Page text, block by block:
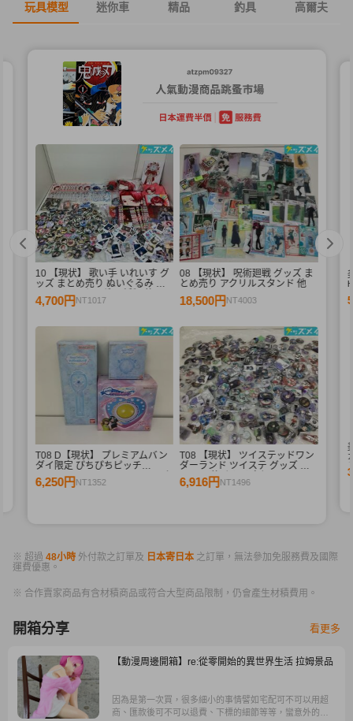
玩具模型 迷你車 精品 釣具 高爾夫
10 【現状】 歌い手 いれいす グ
ッズ まとめ売り ぬいぐるみ バ
ッジ・キーホルダー 紙類 他
4,700円 NT1017
08 【現状】 呪術廻戦 グッズ ま
とめ売り アクリルスタンド 他
18,500円 NT4003
T08 D【現状】 プレミアムバン
ダイ限定 ぴちぴちピッチ
Special Memorize e-pitchマイク
アクアピッチ ,ラブandベリー マ
6,250円 NT1352
T08 【現状】 ツイステッドワン
ダーランド ツイステ グッズ 缶
バッジ 他 まとめ売り トレイ ア
ズール マレウス 他
6,916円 NT1496
※ 超過 48小時 外付款之訂單及 日本寄日本 之訂單，無法參加免服務費及國際
運費優惠。
※ 合作賣家商品有含材積商品或符合大型商品限制，仍會產生材積費用。
開箱分享 看更多
【動漫周邊開箱】re:從零開始的異世界生活 拉姆景品
因為是第一次買，很多細小的事情譬如宅配可不可以用超
商、匯款後可不可以退費、下標的細節等等，蠻意外的如